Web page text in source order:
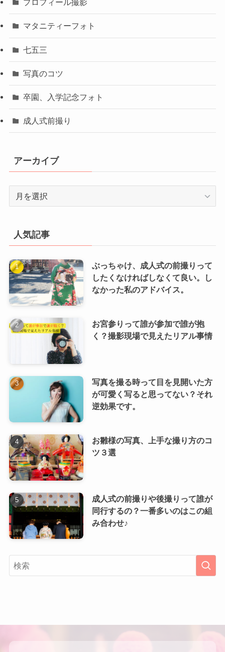
プロフィール撮影
マタニティーフォト
七五三
写真のコツ
卒園、入学記念フォト
成人式前撮り
アーカイブ
ブ
人気記事
ぶっちゃけ、成人式の前撮りって
したくなければしなくて良い。し
なかった私のアドバイス。
お宮参りって誰が参加で誰が抱
く？撮影現場で見えたリアル事情
写真を撮る時って目を見開いた方
が可愛く写ると思ってない？それ
逆効果です。
お雛様の写真、上手な撮り方のコ
ツ３選
成人式の前撮りや後撮りって誰が
同行するの？一番多いのはこの組
み合わせ♪